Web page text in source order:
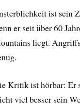
ist sein
er seit über 60
liegt.
Kritik ist hörbar: Er
viel besser sein